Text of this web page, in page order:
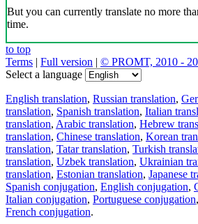
But you can currently translate no more
time.
to top
Terms | Full version | © PROMT, 2010 -
Select a language
English translation, Russian translation,
translation, Spanish translation, Italian
translation, Arabic translation, Hebrew
translation, Chinese translation, Korean
translation, Tatar translation, Turkish
translation, Uzbek translation, Ukrainian
translation, Estonian translation, Japanese
Spanish conjugation, English conjugation,
Italian conjugation, Portuguese conjugation,
French conjugation.